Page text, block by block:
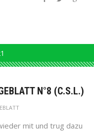
N°8 (C.S.L.)
mit und trug dazu